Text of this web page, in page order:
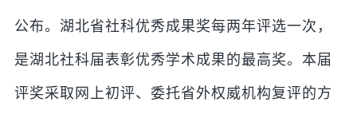
公布。湖北省社科优秀成果奖每两年评选一次，
是湖北社科届表彰优秀学术成果的最高奖。本届
评奖采取网上初评、委托省外权威机构复评的方